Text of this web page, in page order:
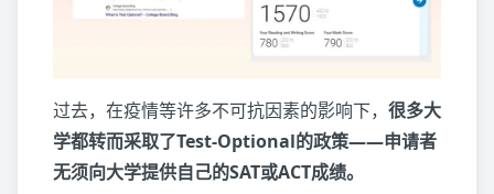
过去，在疫情等许多不可抗因素的影响下， 很多大
学都转而采取了Test-Optional的政策——申请者
无须向大学提供自己的SAT或ACT成绩。